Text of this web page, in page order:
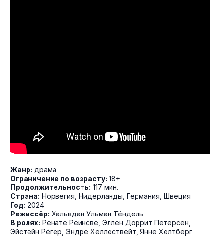
Жанр: драма
Ограничение по возрасту: 18+
Продолжительность: 117 мин.
Страна: Норвегия, Нидерланды, Германия, Швеция
Год: 2024
Режиссёр: Хальвдан Ульман Тёндель
В ролях: Ренате Реинсве, Эллен Доррит Петерсен,
Эйстейн Рёгер, Эндре Хеллествейт, Янне Хелтберг